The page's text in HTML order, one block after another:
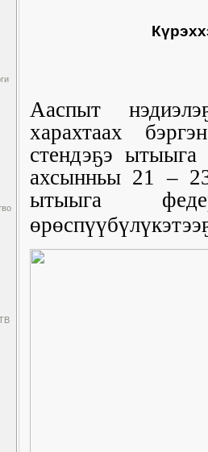
Ааспыт
харахтаах
стендэҕэ
ахсынньы 21 –
ытыыга